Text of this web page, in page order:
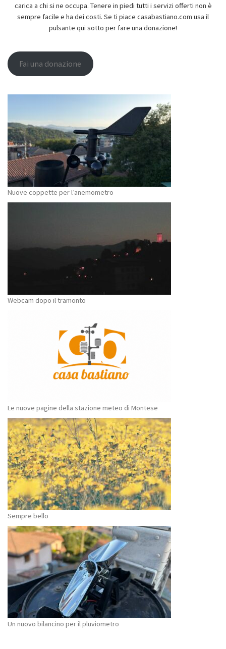
carica a chi si ne occupa. Tenere in piedi tutti i servizi offerti non è
sempre facile e ha dei costi. Se ti piace casabastiano.com usa il
pulsante qui sotto per fare una donazione!
Fai una donazione
Nuove coppette per l’anemometro
Webcam dopo il tramonto
Le nuove pagine della stazione meteo di Montese
Sempre bello
Un nuovo bilancino per il pluviometro